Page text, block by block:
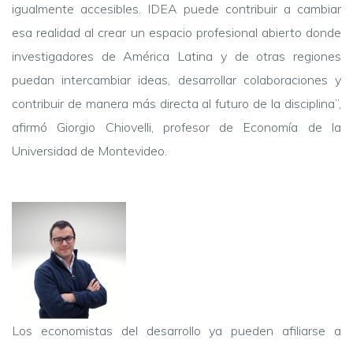
igualmente accesibles. IDEA puede contribuir a cambiar
esa realidad al crear un espacio profesional abierto donde
investigadores de América Latina y de otras regiones
puedan intercambiar ideas, desarrollar colaboraciones y
contribuir de manera más directa al futuro de la disciplina”,
afirmó Giorgio Chiovelli, profesor de Economía de la
Universidad de Montevideo.
Los economistas del desarrollo ya pueden afiliarse a